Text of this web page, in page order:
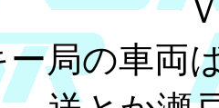
ー局の車両